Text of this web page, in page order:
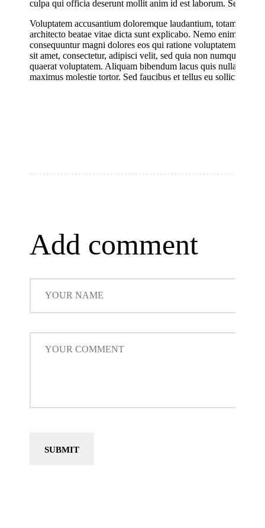
culpa qui officia deserunt mollit anim id est laborum. Sed ut
Voluptatem accusantium doloremque laudantium, totam rem
architecto beatae vitae dicta sunt explicabo. Nemo enim
consequuntur magni dolores eos qui ratione voluptatem
sit amet, consectetur, adipisci velit, sed quia non numquam
quaerat voluptatem. Aliquam bibendum lacus quis nulla
maximus molestie tortor. Sed faucibus et tellus eu sollicitudin.
Add comment